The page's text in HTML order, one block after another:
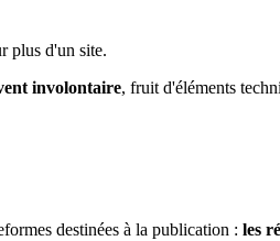
plus d'un site.
involontaire, fruit d'éléments
destinées à la publication : les